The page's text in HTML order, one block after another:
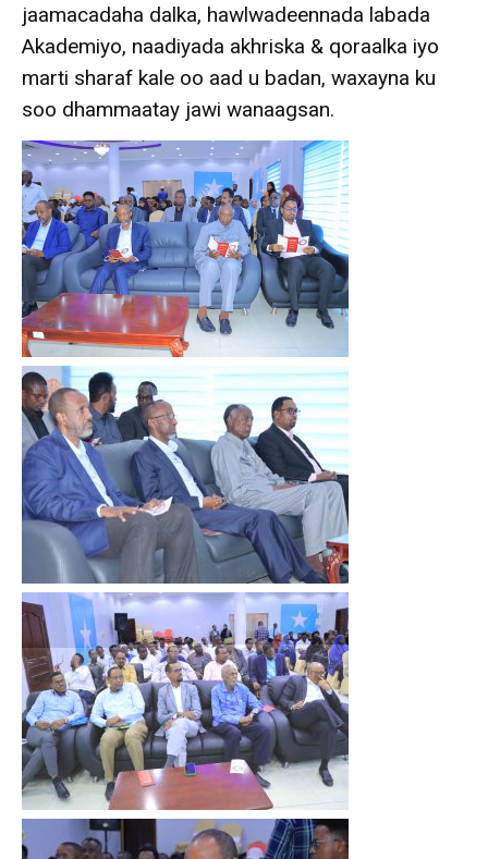
jaamacadaha dalka, hawlwadeennada labada
Akademiyo, naadiyada akhriska & qoraalka iyo
marti sharaf kale oo aad u badan, waxayna ku
soo dhammaatay jawi wanaagsan.